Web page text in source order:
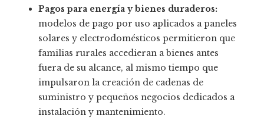
Pagos para energía y bienes duraderos:
modelos de pago por uso aplicados a paneles
solares y electrodomésticos permitieron que
familias rurales accedieran a bienes antes
fuera de su alcance, al mismo tiempo que
impulsaron la creación de cadenas de
suministro y pequeños negocios dedicados a
instalación y mantenimiento.